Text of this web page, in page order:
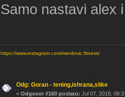
Samo nastavi alex
https://www.instagram.com/merdovic.fitness/
Odg: Goran - tening,ishrana,slike
« Odgovor #160 poslato: Jul 07, 2018,